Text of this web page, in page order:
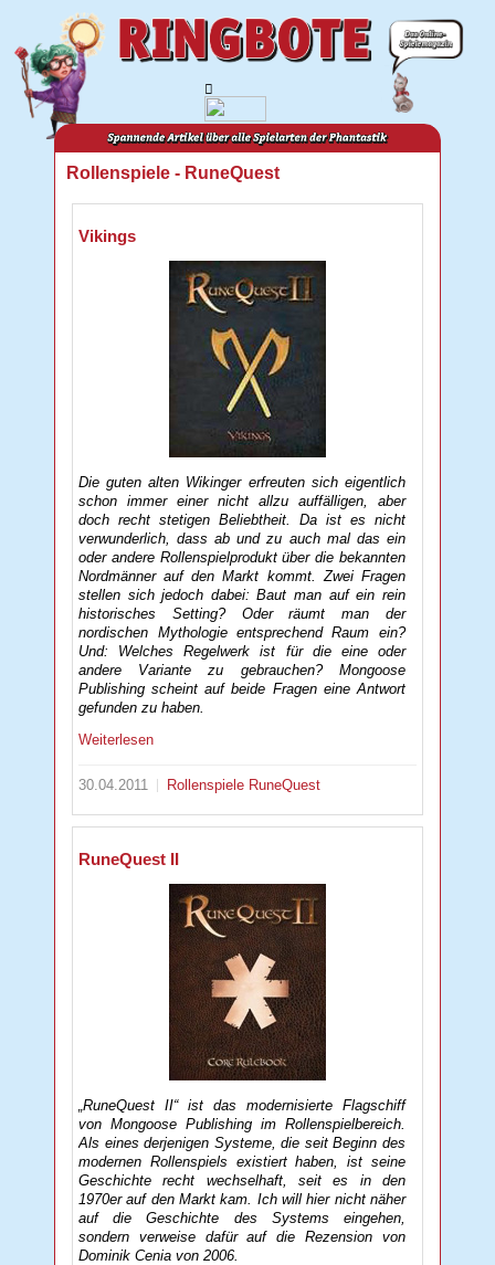
Rollenspiele - RuneQuest
Vikings
Die guten alten Wikinger erfreuten sich eigentlich
schon immer einer nicht allzu auffälligen, aber
doch recht stetigen Beliebtheit. Da ist es nicht
verwunderlich, dass ab und zu auch mal das ein
oder andere Rollenspielprodukt über die bekannten
Nordmänner auf den Markt kommt. Zwei Fragen
stellen sich jedoch dabei: Baut man auf ein rein
historisches Setting? Oder räumt man der
nordischen Mythologie entsprechend Raum ein?
Und: Welches Regelwerk ist für die eine oder
andere Variante zu gebrauchen? Mongoose
Publishing scheint auf beide Fragen eine Antwort
gefunden zu haben.
Weiterlesen
30.04.2011 Rollenspiele RuneQuest
RuneQuest II
„RuneQuest II“ ist das modernisierte Flagschiff
von Mongoose Publishing im Rollenspielbereich.
Als eines derjenigen Systeme, die seit Beginn des
modernen Rollenspiels existiert haben, ist seine
Geschichte recht wechselhaft, seit es in den
1970er auf den Markt kam. Ich will hier nicht näher
auf die Geschichte des Systems eingehen,
sondern verweise dafür auf die Rezension von
Dominik Cenia von 2006.